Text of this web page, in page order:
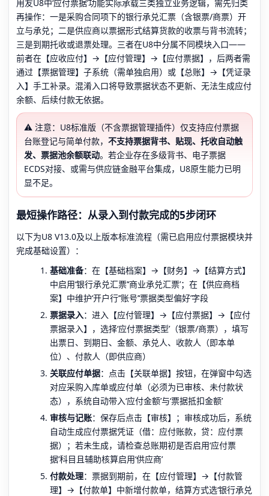
用友U8中‘应付票据’功能实际承载三类独立业务逻辑，需先归类
再操作：一是采购合同项下的银行承兑汇票（含银票/商票）开
立与承兑；二是供应商以票据形式结算货款的收票与背书流转；
三是到期托收或退票处理。三者在U8中分属不同模块入口——
前者在【应收应付】→【应付管理】→【应付票据】，后两者需
通过【票据管理】子系统（需单独启用）或【总账】→【凭证录
入】手工补录。混淆入口将导致票据状态不更新、无法生成应付
余额、后续付款无依据。
⚠️ 注意：U8标准版（不含票据管理插件）仅支持应付票据
台账登记与简单付款， 不支持票据背书、贴现、托收自动触
发、票据池余额联动。若企业存在多级背书、电子票据
ECDS对接、或需与供应链金融平台集成，U8原生能力已明
显不足。
最短操作路径：从录入到付款完成的5步闭环
以下为U8 V13.0及以上版本标准流程（需已启用应付票据模块并
完成基础设置）：
基础准备：在【基础档案】→【财务】→【结算方式】
中启用‘银行承兑汇票’‘商业承兑汇票’；在【供应商档
案】中维护‘开户行’‘账号’‘票据类型偏好’字段
票据录入：进入【应付管理】→【应付票据】→【应付
票据录入】，选择‘应付票据类型’（银票/商票），填写
出票日、到期日、金额、承兑人、收款人（即本单
位）、付款人（即供应商）
关联应付单据：点击【关联单据】按钮，在弹窗中勾选
对应采购入库单或应付单（必须为已审核、未付款状
态），系统自动带入‘应付金额’与‘票据抵扣金额’
审核与记账：保存后点击【审核】；审核成功后，系统
自动生成应付票据凭证（借：应付账款，贷：应付票
据）；若未生成，请检查总账期初是否启用‘应付票
据’科目且辅助核算启用‘供应商’
付款处理：票据到期前，在【应付管理】→【付款管
理】→【付款单】中新增付款单，结算方式选‘银行承兑